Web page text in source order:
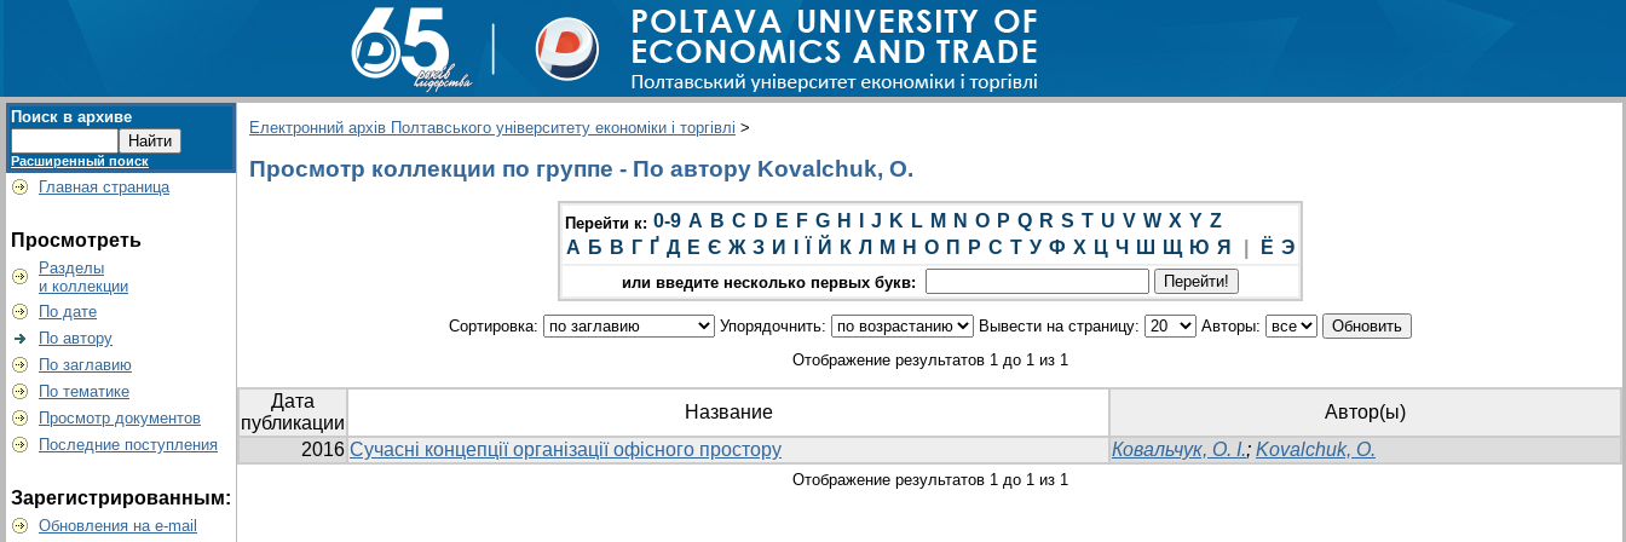
Поиск в архиве
Расширенный поиск
Главная страница
Просмотреть
Разделы
и коллекции
По дате
По автору
По заглавию
По тематике
Просмотр документов
Последние поступления
Зарегистрированным:
Обновления на e-mail
Електронний архів Полтавського університету економіки і торгівлі >
Просмотр коллекции по группе - По автору Kovalchuk, O.
Перейти к: 0-9 A B C D E F G H J K L M N O P Q R S T U V W X Y Z
А Б В Г Ґ Д Е Є Ж З И Й К Л М Н О П Р С Т У Ф Х Ц Ч Ш Щ Ю Я Ё Э
или введите несколько первых букв:
Сортировка: Упорядочнить: Вывести на страницу:
Авторы:
Отображение результатов 1 до 1 из 1
Дата
публикации
Название
Автор(ы)
2016 Сучасні концепції організації офісного простору Ковальчук, О. І.; Kovalchuk, O.
Отображение результатов 1 до 1 из 1